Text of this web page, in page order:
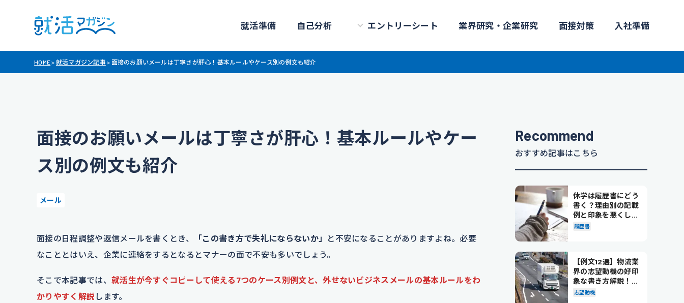
就活準備 自己分析 エントリーシート 業界研究・企業研究 面接対策 入社準備
HOME> 就活マガジン記事 > 面接のお願いメールは丁寧さが肝心！基本ルールやケース別の例文も紹介
面接のお願いメールは丁寧さが肝心！基本ルールやケー
ス別の例文も紹介
メール
面接の日程調整や返信メールを書くとき、 「この書き方で失礼にならないか」
と不安になることがありますよね。必要
なこととはいえ、企業に連絡をするとなるとマナーの面で不安も多いでしょう。
そこで本記事では、 就活生が今すぐコピーして使える7つのケース別例文と、外せないビジネスメールの基本ルールをわ
かりやすく解説 します。
Recommend
おすすめ記事はこちら
休学は履歴書にどう
書く？理由別の記載
例と印象を悪くしな
い書き方を解説
履歴書
【例文12選】物流業
界の志望動機の好印
象な書き方解説！パ
ターン別の例文も紹
志望動機